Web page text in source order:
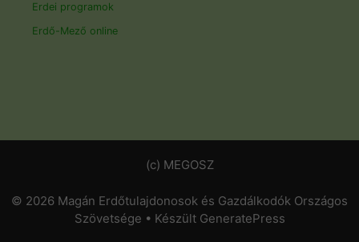
Erdei programok
Erdő-Mező online
(c) MEGOSZ
© 2026 Magán Erdőtulajdonosok és Gazdálkodók Országos
Szövetsége • Készült GeneratePress